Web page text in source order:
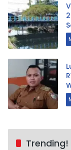
Trending!